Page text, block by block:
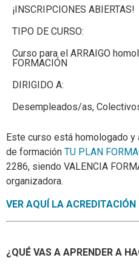
¡INSCRIPCIONES ABIERTAS!
TIPO DE CURSO:
Curso para el ARRAIGO
FORMACIÓN
DIRIGIDO A:
Desempleados/as,
Este curso está homologado
de formación TU PLAN
2286, siendo VALENCIA
organizadora.
VER AQUÍ LA
¿QUÉ VAS A APRENDER A